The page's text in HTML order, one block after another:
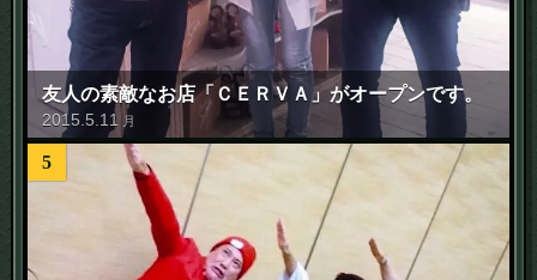
友人の素敵なお店「ＣＥＲＶＡ」がオープンです。
2015 5 11 月
5